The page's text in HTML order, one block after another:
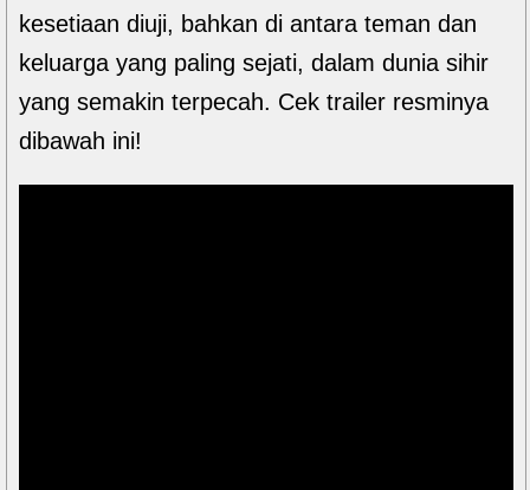
kesetiaan diuji, bahkan di antara teman dan
keluarga yang paling sejati, dalam dunia sihir
yang semakin terpecah. Cek trailer resminya
dibawah ini!